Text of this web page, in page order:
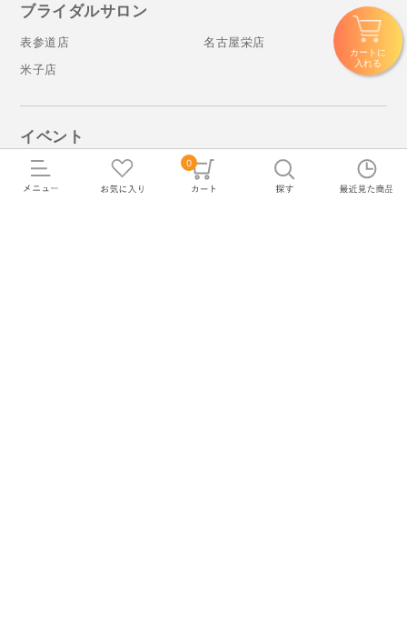
0
カートに
入れる
ブライダルサロン
表参道店
名古屋栄店
米子店
イベント
ブライダルフェア